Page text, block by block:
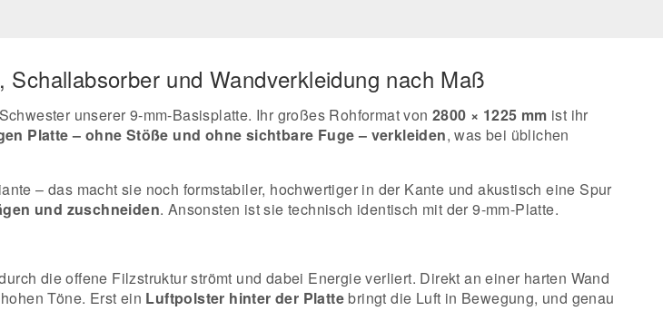
und Wandverkleidung nach Maß
unserer 9-mm-Basisplatte. Ihr großes Rohformat von2800 × 1225 mm ist ihr
Platte – ohne Stöße und ohne sichtbare Fuge – verkleiden, was bei üblichen
– das macht sie noch formstabiler, hochwertiger in der Kante und akustisch eine Spur
und zuschneiden. Ansonsten ist sie technisch identisch mit der 9-mm-Platte.
die offene Filzstruktur strömt und dabei Energie verliert. Direkt an einer harten Wand
Töne. Erst ein Luftpolster hinter der Plattebringt die Luft in Bewegung, und genau